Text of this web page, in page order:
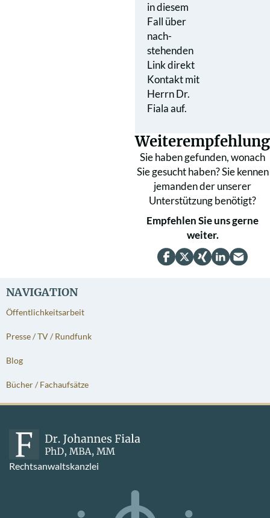
NAVIGATION
Öffentlichkeitsarbeit
Presse / TV / Rundfunk
Blog
Bücher / Fachaufsätze
in diesem
Fall über
nach­
stehenden
Link direkt
Kontakt mit
Herrn Dr.
Fiala auf.
Weiterempfehlung
Sie haben gefunden, wonach
Sie gesucht haben? Sie kennen
jemanden der unserer
Unterstützung benötigt?
Empfehlen Sie uns gerne
weiter.
Rechtsanwaltskanzlei